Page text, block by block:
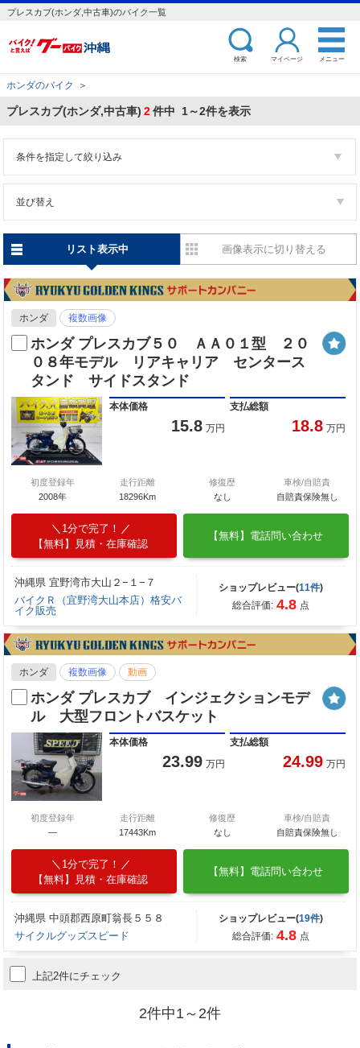
プレスカブ(ホンダ,中古車)のバイク一覧
検索 マイページ メニュー
ホンダのバイク ＞
プレスカブ(ホンダ,中古車) 2件中 1～2件を表示
条件を指定して絞り込み
並び替え
リスト表示中 画像表示に切り替える
ホンダ 複数画像
ホンダ プレスカブ５０ ＡＡ０１型 ２０
０８年モデル リアキャリア センタース
タンド サイドスタンド
本体価格
15.8 万円
支払総額
18.8 万円
初度登録年
2008年
走行距離
18296Km
修復歴
なし
車検/自賠責
自賠責保険無し
1分で完了！
【無料】見積・在庫確認
【無料】電話問い合わせ
沖縄県 宜野湾市大山２−１−７
バイクＲ（宜野湾大山本店）格安バ
イク販売
ショップレビュー(11件)
総合評価: 4.8 点
ホンダ 複数画像 動画
ホンダ プレスカブ インジェクションモデ
ル 大型フロントバスケット
本体価格
23.99 万円
支払総額
24.99 万円
初度登録年
―
走行距離
17443Km
修復歴
なし
車検/自賠責
自賠責保険無し
1分で完了！
【無料】見積・在庫確認
【無料】電話問い合わせ
沖縄県 中頭郡西原町翁長５５８
サイクルグッズスピード
ショップレビュー(19件)
総合評価: 4.8 点
上記2件にチェック
2件中1～2件